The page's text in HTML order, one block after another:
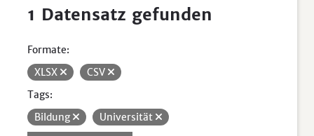
1 Datensatz gefunden
Formate:
XLSX
CSV
Tags:
Bildung
Universität